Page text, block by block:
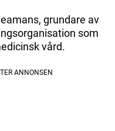
grundare av
som
vård.